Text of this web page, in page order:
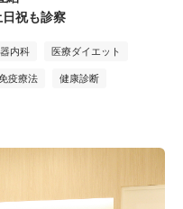
祝も診察
内科 医療ダイエット
疫療法 健康診断